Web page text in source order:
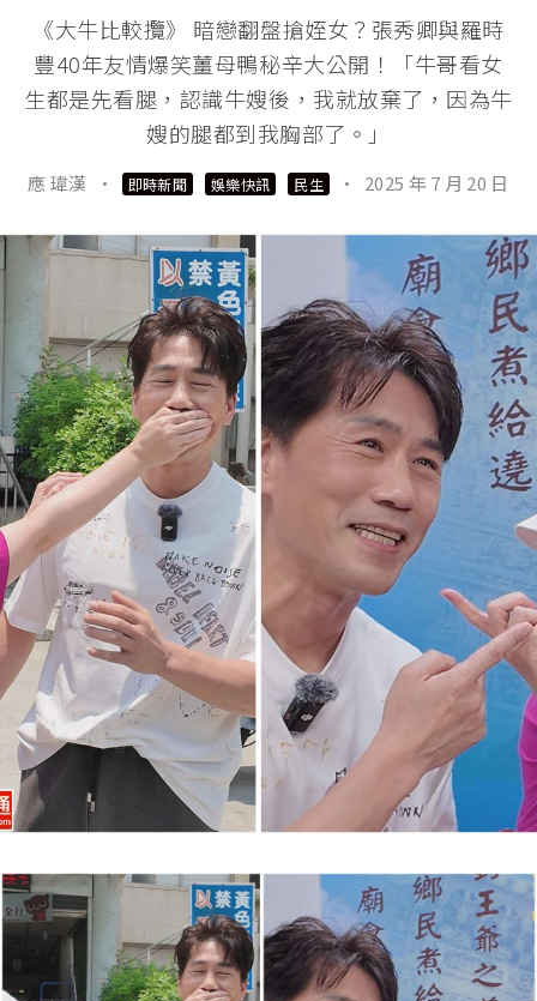
《大牛比較攬》 暗戀翻盤搶姪女？張秀卿與羅時
豐40年友情爆笑薑母鴨秘辛大公開！「牛哥看女
生都是先看腿，認識牛嫂後，我就放棄了，因為牛
嫂的腿都到我胸部了。」
應 瑋漢 · 即時新聞 娛樂快訊 民生 · 2025 年 7 月 20 日